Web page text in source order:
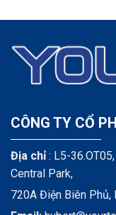
CÔNG TY CỔ
Địa chỉ: L5-
Central Park,
720A Điện Biên Phủ,